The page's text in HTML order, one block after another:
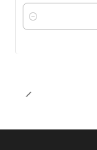
Cantidad